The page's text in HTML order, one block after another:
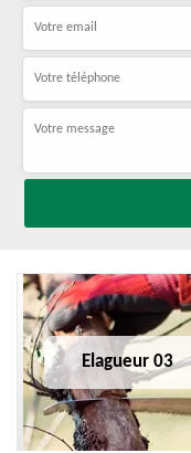
Elagueur 03